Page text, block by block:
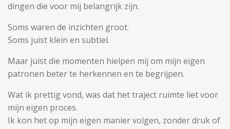
dingen die voor mij belangrijk zijn.
Soms waren de inzichten groot.
Soms juist klein en subtiel.
Maar juist die momenten hielpen mij om mijn eigen
patronen beter te herkennen en te begrijpen.
Wat ik prettig vond, was dat het traject ruimte liet voor
mijn eigen proces.
Ik kon het op mijn eigen manier volgen, zonder druk of